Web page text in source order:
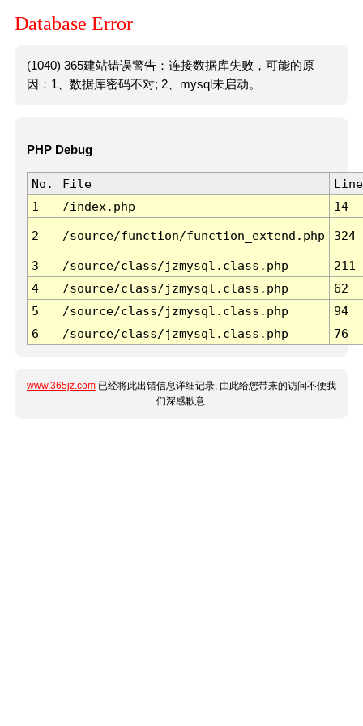
Database Error
(1040) 365建站错误警告：连接数据库失败，可能的原
因：1、数据库密码不对; 2、mysql未启动。
PHP Debug
No. File
Line
1
/index.php 14
2 /source/function/function_extend.php 324
3 /source/class/jzmysql.class.php
211
4
/source/class/jzmysql.class.php
62
5
/source/class/jzmysql.class.php
94
6
/source/class/jzmysql.class.php 76
www.365jz.com 已经将此出错信息详细记录, 由此给您带来的访问不便我
们深感歉意.